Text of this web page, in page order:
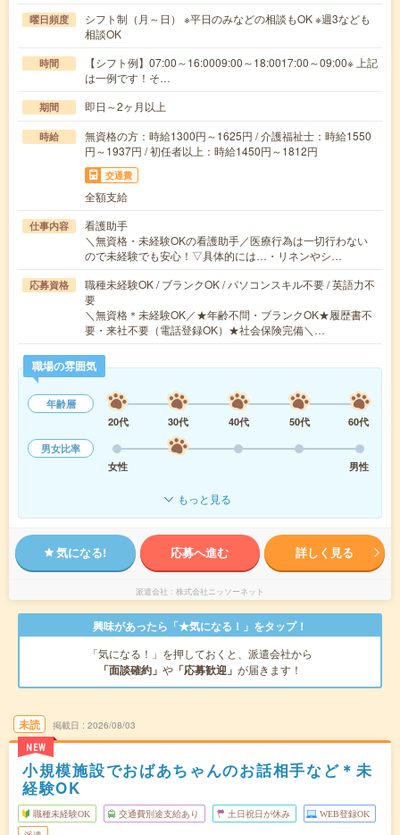
曜日頻度
シフト制（月～日） ※平日のみなどの相談もOK ※週3なども
相談OK
時間
【シフト例】07:00～16:0009:00～18:0017:00～09:00※ 上記
は一例です！そ…
期間 即日～2ヶ月以上
時給
無資格の方：時給1300円～1625円 / 介護福祉士：時給1550
円～1937円 / 初任者以上：時給1450円～1812円
交通費
全額支給
仕事内容
看護助手
＼無資格・未経験OKの看護助手／医療行為は一切行わない
ので未経験でも安心！▽具体的には…・リネンやシ…
応募資格
職種未経験OK / ブランクOK / パソコンスキル不要 / 英語力不
要
＼無資格＊未経験OK／★年齢不問・ブランクOK★履歴書不
要・来社不要（電話登録OK）★社会保険完備＼…
職場の雰囲気
年齢層
20代
30代 40代 50代
60代
男女比率
女性
男性
もっと見る
気になる! 応募へ進む 詳しく見る
派遣会社 株式会社ニッソーネット
興味があったら「★気になる！」をタップ！
「気になる！」を押しておくと、派遣会社から
「面談確約」 や 「応募歓迎」 が届きます！
未読
NEW
掲載日 2026/08/03
小規模施設でおばあちゃんのお話相手など＊未
経験OK
職種未経験OK 交通費別途支給あり 土日祝日が休み WEB登録OK